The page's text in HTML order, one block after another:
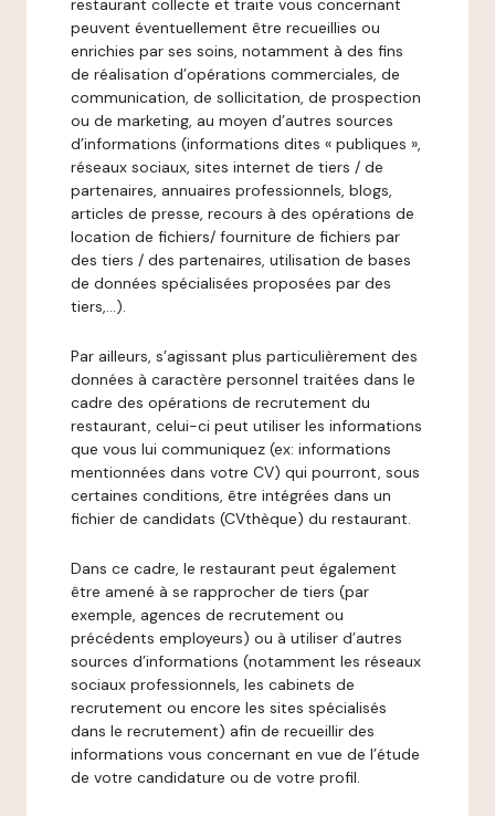
restaurant collecte et traite vous concernant
peuvent éventuellement être recueillies ou
enrichies par ses soins, notamment à des fins
de réalisation d’opérations commerciales, de
communication, de sollicitation, de prospection
ou de marketing, au moyen d’autres sources
d’informations (informations dites « publiques »,
réseaux sociaux, sites internet de tiers / de
partenaires, annuaires professionnels, blogs,
articles de presse, recours à des opérations de
location de fichiers/ fourniture de fichiers par
des tiers / des partenaires, utilisation de bases
de données spécialisées proposées par des
tiers,…).
Par ailleurs, s’agissant plus particulièrement des
données à caractère personnel traitées dans le
cadre des opérations de recrutement du
restaurant, celui-ci peut utiliser les informations
que vous lui communiquez (ex: informations
mentionnées dans votre CV) qui pourront, sous
certaines conditions, être intégrées dans un
fichier de candidats (CVthèque) du restaurant.
Dans ce cadre, le restaurant peut également
être amené à se rapprocher de tiers (par
exemple, agences de recrutement ou
précédents employeurs) ou à utiliser d’autres
sources d’informations (notamment les réseaux
sociaux professionnels, les cabinets de
recrutement ou encore les sites spécialisés
dans le recrutement) afin de recueillir des
informations vous concernant en vue de l’étude
de votre candidature ou de votre profil.